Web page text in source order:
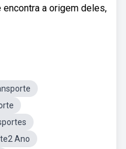
a origem deles,
Ano